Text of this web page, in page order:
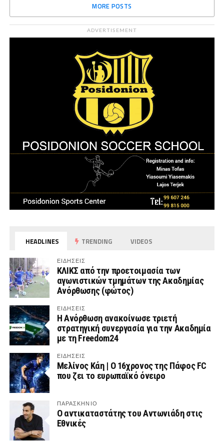
MORE POSTS
ADVERTISEMENT
HEADLINES TRENDING VIDEOS
ΕΙΔΗΣΕΙΣ
ΚΛΙΚΣ από την προετοιμασία των
αγωνιστικών τμημάτων της Ακαδημίας
Ανόρθωσης (φώτος)
ΕΙΔΗΣΕΙΣ
Η Ανόρθωση ανακοίνωσε τριετή
στρατηγική συνεργασία για την Ακαδημία
με τη Freedom24
ΕΙΔΗΣΕΙΣ
Μελίνος Κάη | Ο 16χρονος της Πάφος FC
που ζει το ευρωπαϊκό όνειρο
ΠΑΡΑΣΚΉΝΙΟ
Ο αντικαταστάτης του Αντωνιάδη στις
Εθνικές